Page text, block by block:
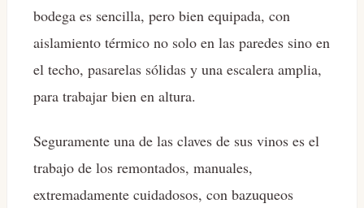
bodega es sencilla, pero bien equipada, con
aislamiento térmico no solo en las paredes sino en
el techo, pasarelas sólidas y una escalera amplia,
para trabajar bien en altura.
Seguramente una de las claves de sus vinos es el
trabajo de los remontados, manuales,
extremadamente cuidadosos, con bazuqueos